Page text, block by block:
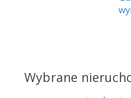
Wybrane